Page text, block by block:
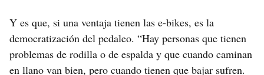
Y es que, si una ventaja tienen las e-bikes, es la
democratización del pedaleo. “Hay personas que tienen
problemas de rodilla o de espalda y que cuando caminan
en llano van bien, pero cuando tienen que bajar sufren.